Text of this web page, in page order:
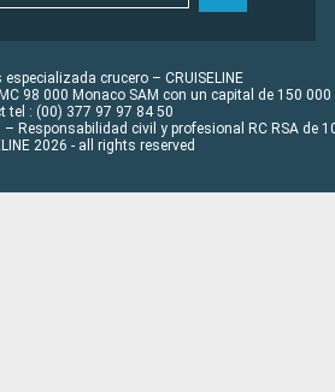
crucero – CRUISELINE
98 000 Monaco SAM con un capital de 150 000
tel : (00) 377 97 97 84 50
Responsabilidad civil y profesional RC RSA de
2026 - all rights reserved